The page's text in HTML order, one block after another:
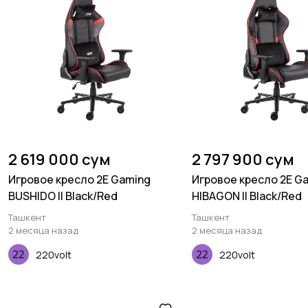
2 619 000 сум
Игровое кресло 2E Gaming
BUSHIDO II Black/Red
Ташкент
2 месяца назад
220volt
2 797 900 сум
Игровое кресло 2E
HIBAGON II Black/Red
Ташкент
2 месяца назад
220volt